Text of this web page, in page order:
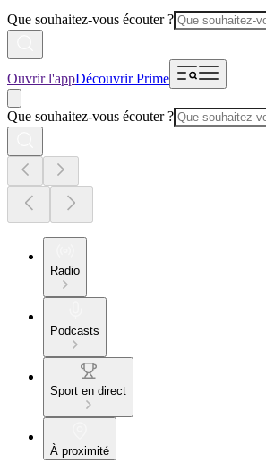
Que souhaitez-vous écouter ?
Ouvrir l'appDécouvrir Prime
Que souhaitez-vous écouter ?
Radio
Podcasts
Sport en direct
À proximité